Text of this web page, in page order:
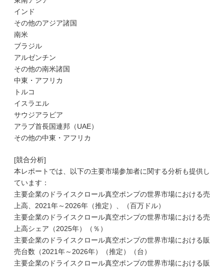
インド
その他のアジア諸国
南米
ブラジル
アルゼンチン
その他の南米諸国
中東・アフリカ
トルコ
イスラエル
サウジアラビア
アラブ首長国連邦（UAE）
その他の中東・アフリカ
[競合分析]
本レポートでは、以下の主要市場参加者に関する分析も提供し
ています：
主要企業のドライスクロール真空ポンプの世界市場における売
上高、2021年～2026年（推定）、（百万ドル）
主要企業のドライスクロール真空ポンプの世界市場における売
上高シェア（2025年）（％）
主要企業のドライスクロール真空ポンプの世界市場における販
売台数（2021年～2026年）（推定）（台）
主要企業のドライスクロール真空ポンプの世界市場における販